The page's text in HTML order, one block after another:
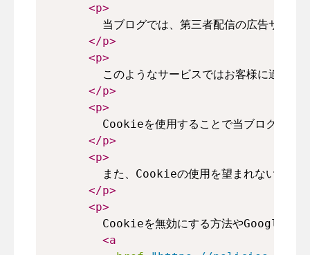
<p>
当ブログでは、第三者配信の広告サービ
</p>
<p>
このようなサービスではお客様に適切な
</p>
<p>
Cookieを使用することで当ブログはお客
</p>
<p>
また、Cookieの使用を望まれない場合は
</p>
<p>
Cookieを無効にする方法やGoogleアド
<a